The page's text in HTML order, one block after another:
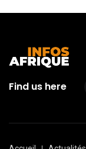
Find us here